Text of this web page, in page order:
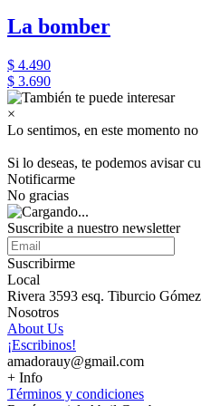
La bomber
$ 4.490
$ 3.690
×
Lo sentimos, en este momento
Si lo deseas, te podemos avisar
Notificarme
No gracias
Suscribite a nuestro newsletter
Suscribirme
Local
Rivera 3593 esq. Tiburcio Gómez
Nosotros
About Us
¡Escribinos!
amadorauy@gmail.com
+ Info
Términos y condiciones